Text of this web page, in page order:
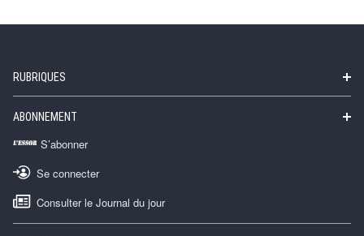
RUBRIQUES
ABONNEMENT
S’abonner
Se connecter
Consulter le Journal du jour